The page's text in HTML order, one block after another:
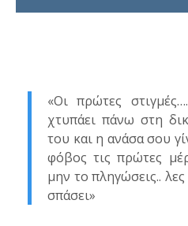
«Οι πρώτες
χτυπάει πάνω στη
του και η ανάσα σου
φόβος τις πρώτες
μην το πληγώσεις.. λες
σπάσει»